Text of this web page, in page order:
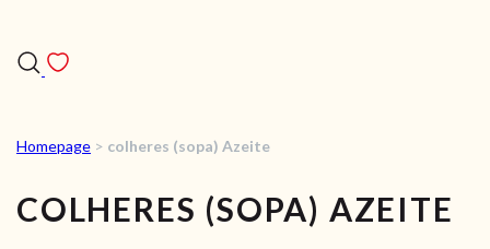
RECEITAS
VÍDEOS
Homepage > colheres (sopa) Azeite
COLHERES (SOPA) AZEITE